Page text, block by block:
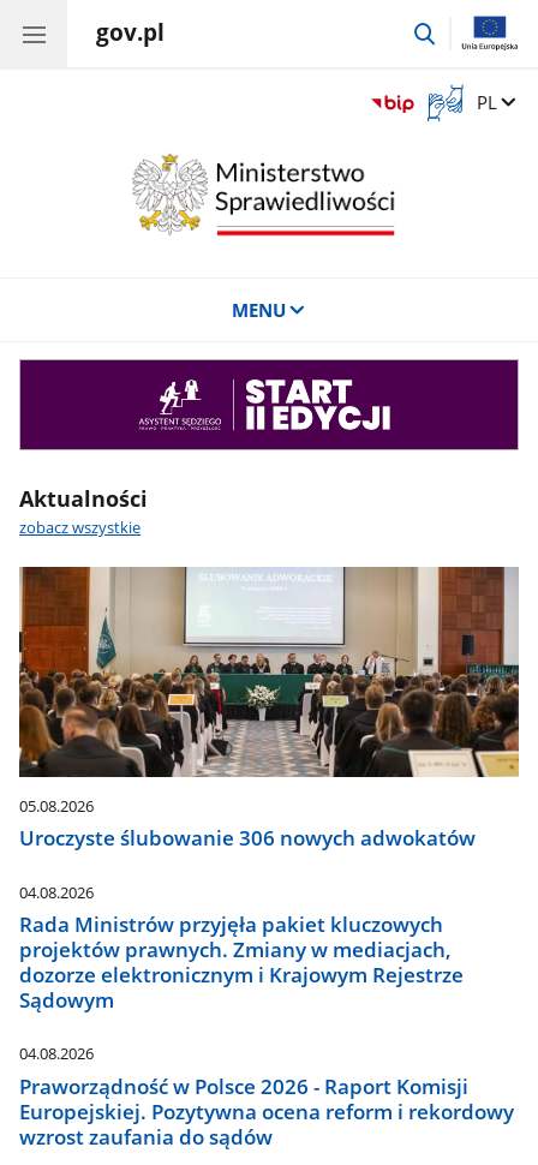
gov.pl
przejdź
Otwórz
okno
Zmień
PL
MENU
Aktualności
zobacz wszystkie
05.08.2026
Uroczyste ślubowanie 306 nowych adwokatów
04.08.2026
Rada Ministrów przyjęła pakiet kluczowych
projektów prawnych. Zmiany w mediacjach,
dozorze elektronicznym i Krajowym Rejestrze
Sądowym
04.08.2026
Praworządność w Polsce 2026 - Raport Komisji
Europejskiej. Pozytywna ocena reform i rekordowy
wzrost zaufania do sądów